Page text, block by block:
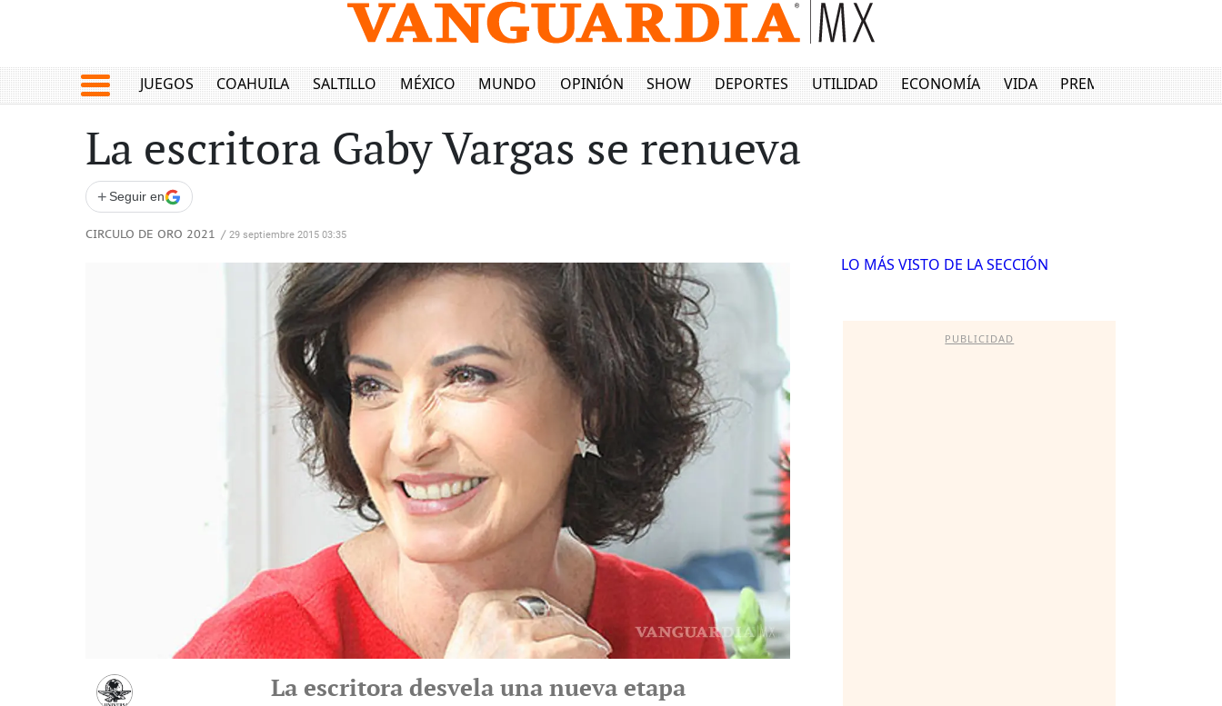
JUEGOS COAHUILA SALTILLO MÉXICO MUNDO OPINIÓN SHOW DEPORTES UTILIDAD ECONOMÍA VIDA PREMIUM
La escritora Gaby Vargas se renueva
+ Seguir en
CIRCULO DE ORO 2021 / 29 septiembre 2015 03:35
La escritora desvela una nueva etapa
LO MÁS VISTO DE LA SECCIÓN
PUBLICIDAD